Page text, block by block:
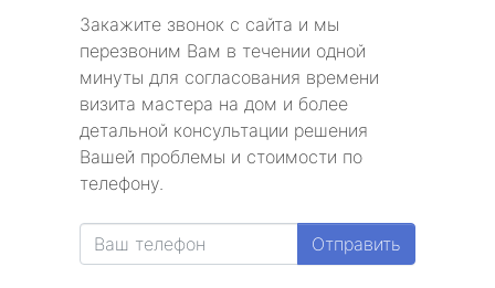
Закажите звонок с сайта и мы
перезвоним Вам в течении одной
минуты для согласования времени
визита мастера на дом и более
детальной консультации решения
Вашей проблемы и стоимости по
телефону.
Отправить